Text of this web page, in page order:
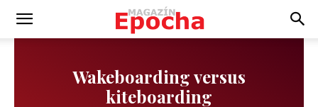
Wakeboarding versus
kiteboarding